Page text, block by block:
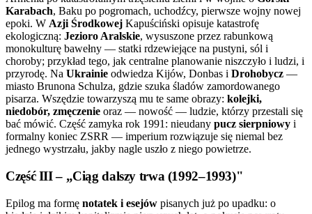
Karabach, Baku po pogromach, uchodźcy, pierwsze wojny nowej
epoki. W Azji Środkowej Kapuściński opisuje katastrofę
ekologiczną: Jezioro Aralskie, wysuszone przez rabunkową
monokulturę bawełny — statki rdzewiejące na pustyni, sól i
choroby; przykład tego, jak centralne planowanie niszczyło i ludzi, i
przyrodę. Na Ukrainie odwiedza Kijów, Donbas i Drohobycz —
miasto Brunona Schulza, gdzie szuka śladów zamordowanego
pisarza. Wszędzie towarzyszą mu te same obrazy: kolejki,
niedobór, zmęczenie oraz — nowość — ludzie, którzy przestali się
bać mówić. Część zamyka rok 1991: nieudany pucz sierpniowy i
formalny koniec ZSRR — imperium rozwiązuje się niemal bez
jednego wystrzału, jakby nagle uszło z niego powietrze.
Część III – „Ciąg dalszy trwa (1992–1993)"
Epilog ma formę notatek i esejów pisanych już po upadku: o